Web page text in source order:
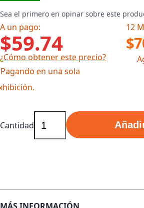
Sea el primero en opinar sobre este
A un pago: 12
$59.74
¿Cómo obtener este precio?
en una sola
Cantidad